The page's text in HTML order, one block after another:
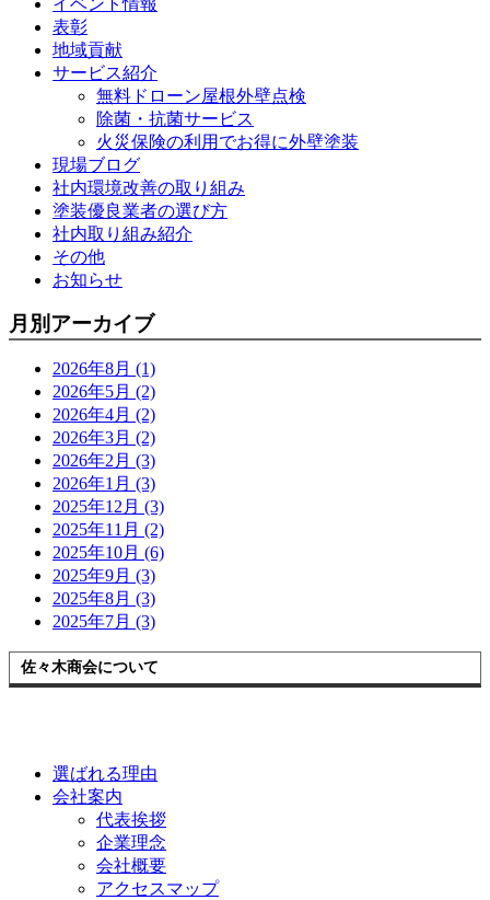
イベント情報
表彰
地域貢献
サービス紹介
無料ドローン屋根外壁点検
除菌・抗菌サービス
火災保険の利用でお得に外壁塗装
現場ブログ
社内環境改善の取り組み
塗装優良業者の選び方
社内取り組み紹介
その他
お知らせ
月別アーカイブ
2026年8月 (1)
2026年5月 (2)
2026年4月 (2)
2026年3月 (2)
2026年2月 (3)
2026年1月 (3)
2025年12月 (3)
2025年11月 (2)
2025年10月 (6)
2025年9月 (3)
2025年8月 (3)
2025年7月 (3)
佐々木商会について
選ばれる理由
会社案内
代表挨拶
企業理念
会社概要
アクセスマップ